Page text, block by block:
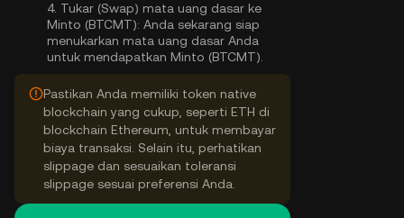
4. Tukar (Swap) mata uang dasar ke
Minto (BTCMT): Anda sekarang siap
menukarkan mata uang dasar Anda
untuk mendapatkan Minto (BTCMT).
Pastikan Anda memiliki token native
blockchain yang cukup, seperti ETH di
blockchain Ethereum, untuk membayar
biaya transaksi. Selain itu, perhatikan
slippage dan sesuaikan toleransi
slippage sesuai preferensi Anda.